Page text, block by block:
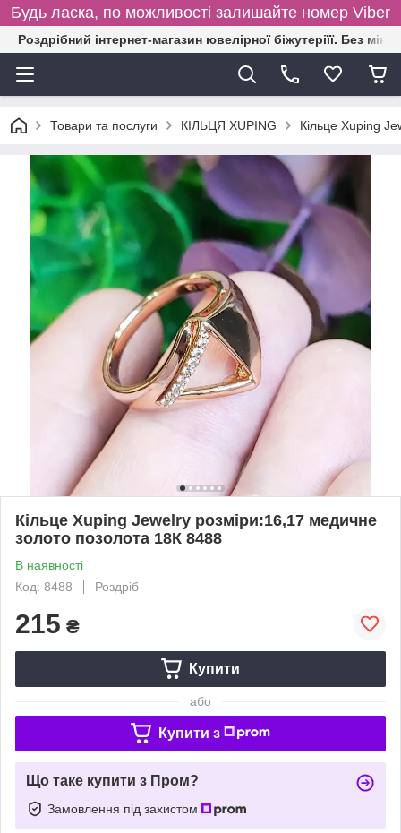
Будь ласка, по можливості залишайте номер Viber
Роздрібний інтернет-магазин ювелірної біжутеріїї. Без
Товари та послуги КІЛЬЦЯ XUPING Кільце Xuping
Кільце Xuping Jewelry розміри:16,17 медичне
золото позолота 18К 8488
В наявності
Код: 8488
Роздріб
215 ₴
Купити
або
Купити з
Що таке купити з Пром?
Замовлення під захистом